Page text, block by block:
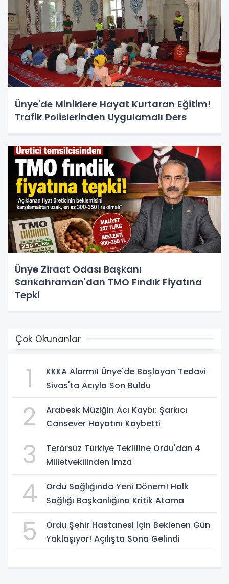
Ünye'de Miniklere Hayat Kurtaran Eğitim!
Trafik Polislerinden Uygulamalı Ders
Ünye Ziraat Odası Başkanı
Sarıkahraman'dan TMO Fındık Fiyatına
Tepki
Çok Okunanlar
1
KKKA Alarmı! Ünye'de Başlayan Tedavi
Sivas'ta Acıyla Son Buldu
2
Arabesk Müziğin Acı Kaybı: Şarkıcı
Cansever Hayatını Kaybetti
3
Terörsüz Türkiye Teklifine Ordu'dan 4
Milletvekilinden İmza
4
Ordu Sağlığında Yeni Dönem! Halk
Sağlığı Başkanlığına Kritik Atama
5
Ordu Şehir Hastanesi İçin Beklenen Gün
Yaklaşıyor! Açılışta Sona Gelindi